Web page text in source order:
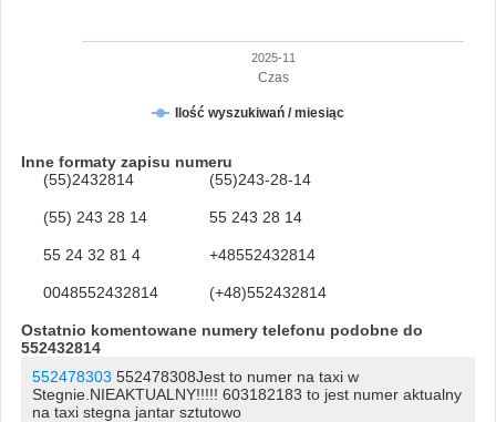
Czas
Ilość wyszukiwań / miesiąc
2025-11
Inne formaty zapisu numeru
(55)2432814
(55)243-28-14
(55) 243 28 14 55 243 28 14
55 24 32 81 4 +48552432814
0048552432814 (+48)552432814
Ostatnio komentowane numery telefonu podobne do
552432814
552478303 552478308Jest to numer na taxi w
Stegnie.NIEAKTUALNY!!!!! 603182183 to jest numer aktualny
na taxi stegna jantar sztutowo